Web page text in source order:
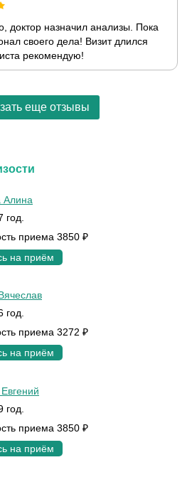
доктор назначил анализы. Пока
своего дела! Визит длился
рекомендую!
еще отзывы
Алина
год.
приема 3850 ₽
на приём
год.
приема 3272 ₽
на приём
год.
приема 3850 ₽
на приём